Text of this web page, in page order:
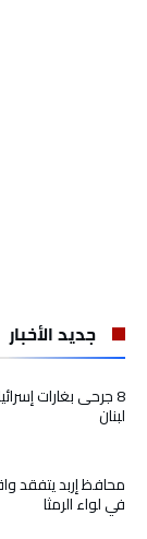
جديد الأخبار
8 جرحى بغارات
لبنان
محافظ إربد يتفقد
في لواء الرمثا